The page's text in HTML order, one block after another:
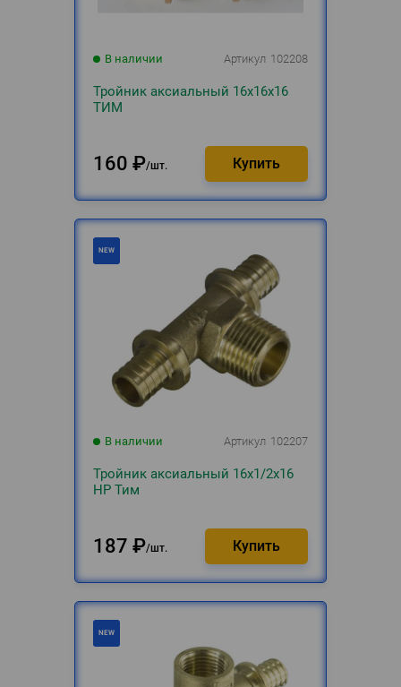
В наличии Артикул 102208
Тройник аксиальный 16х16х16
ТИМ
160 ₽ шт.
В наличии Артикул 102207
Тройник аксиальный 16х1/2х16
НР Тим
187 ₽ шт.